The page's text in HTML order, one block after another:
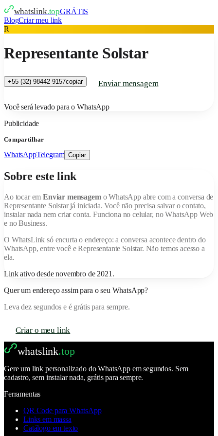
whatslink.topGRÁTIS
BlogCriar meu link
R
Representante Solstar
+55 (32) 98442-9157copiar Enviar mensagem
Você será levado para o WhatsApp
Publicidade
Compartilhar
WhatsAppTelegram Copiar
Sobre este link
Ao tocar emEnviar mensagem o WhatsApp abre com a conversa de
Representante Solstarjá iniciada. Você não precisa salvar o contato,
instalar nada nem criar conta. Funciona no celular, no WhatsApp Web
e no Business.
O WhatsLink só encurta o endereço: a conversa acontece dentro do
WhatsApp, entre você eRepresentante Solstar. Não temos acesso a
ela.
Link ativo desde novembro de 2021 .
Quer um endereço assim para o seu WhatsApp?
Leva dez segundos e é grátis para sempre.
Criar o meu link
whatslink.top
Gere um link personalizado do WhatsApp em segundos. Sem
cadastro, sem instalar nada, grátis para sempre.
Ferramentas
QR Code para WhatsApp
Links em massa
Catálogo em texto